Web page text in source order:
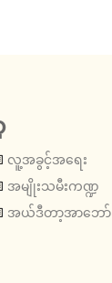
လူ့အခွင့်အရေး
အမျိုးသမီးကဏ္ဍ
အယ်ဒီတာ့အာဘော်